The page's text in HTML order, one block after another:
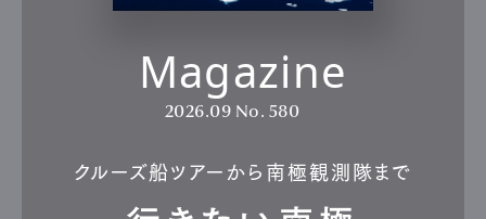
Magazine
2026.09 No. 580
クルーズ船ツアーから南極観測隊まで